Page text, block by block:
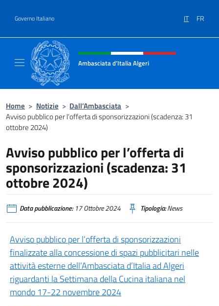
Governo Italiano IT FR
Intestazione sito, social e menù
Ambasciata d’Italia Algeri
Home > Notizie > Dall’Ambasciata >
Avviso pubblico per l’offerta di sponsorizzazioni (scadenza: 31
ottobre 2024)
Avviso pubblico per l’offerta di
sponsorizzazioni (scadenza: 31
ottobre 2024)
Data pubblicazione:17 Ottobre 2024 Tipologia:News
Avviso pubblico per l’offerta di sponsorizzazioni
finalizzate alla concessione di spazi pubblicitari nelle
attività esterne dell’Ambasciata d’Italia ad Algeri
riguardanti la Settimana della Cucina italiana nel
mondo 17-22 novembre 2024